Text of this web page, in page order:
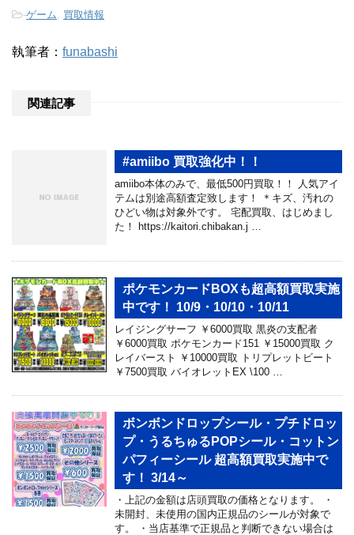
-ゲーム 買取情報
執筆者： funabashi
関連記事
#amiibo 買取強化中！！
amiibo本体のみで、最低500円買取！！ 人気アイ
テムは別途高額査定致します！ ＊キズ、汚れの
ひどい物は対象外です。 宅配買取、はじめまし
た！ https://kaitori.chibakan.j …
ポケモンカードBOXも超高額買取実施
中です！ 10/9・10/10・10/11
レイジングサーフ ￥6000買取 黒炎の支配者
￥6000買取 ポケモンカード151 ￥15000買取 ク
レイバースト ￥10000買取 トリプレットビート
￥7500買取 バイオレットEX \100 …
ボンボンドロップシール・プチドロッ
プ・うるちゅるPOPシール・コットン
パフィーシール 超高額買取実施中で
す！ 3/14～
・上記の金額は店頭買取の価格となります。 ・
未開封、未使用の国内正規品のシールが対象で
す。 ・当店基準で正規品と判断できない場合は